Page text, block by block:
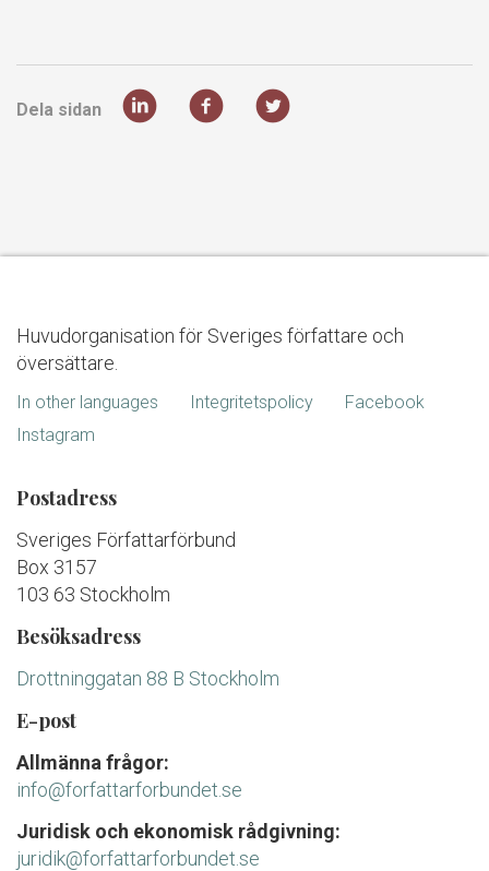
Dela sidan
Huvudorganisation för Sveriges författare och
översättare.
In other languages Integritetspolicy
Facebook
Instagram
Postadress
Sveriges Författarförbund
Box 3157
103 63 Stockholm
Besöksadress
Drottninggatan 88 B Stockholm
E-post
Allmänna frågor:
info@forfattarforbundet.se
Juridisk och ekonomisk rådgivning:
juridik@forfattarforbundet.se